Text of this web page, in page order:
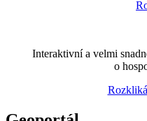
Interaktivní a velmi
o